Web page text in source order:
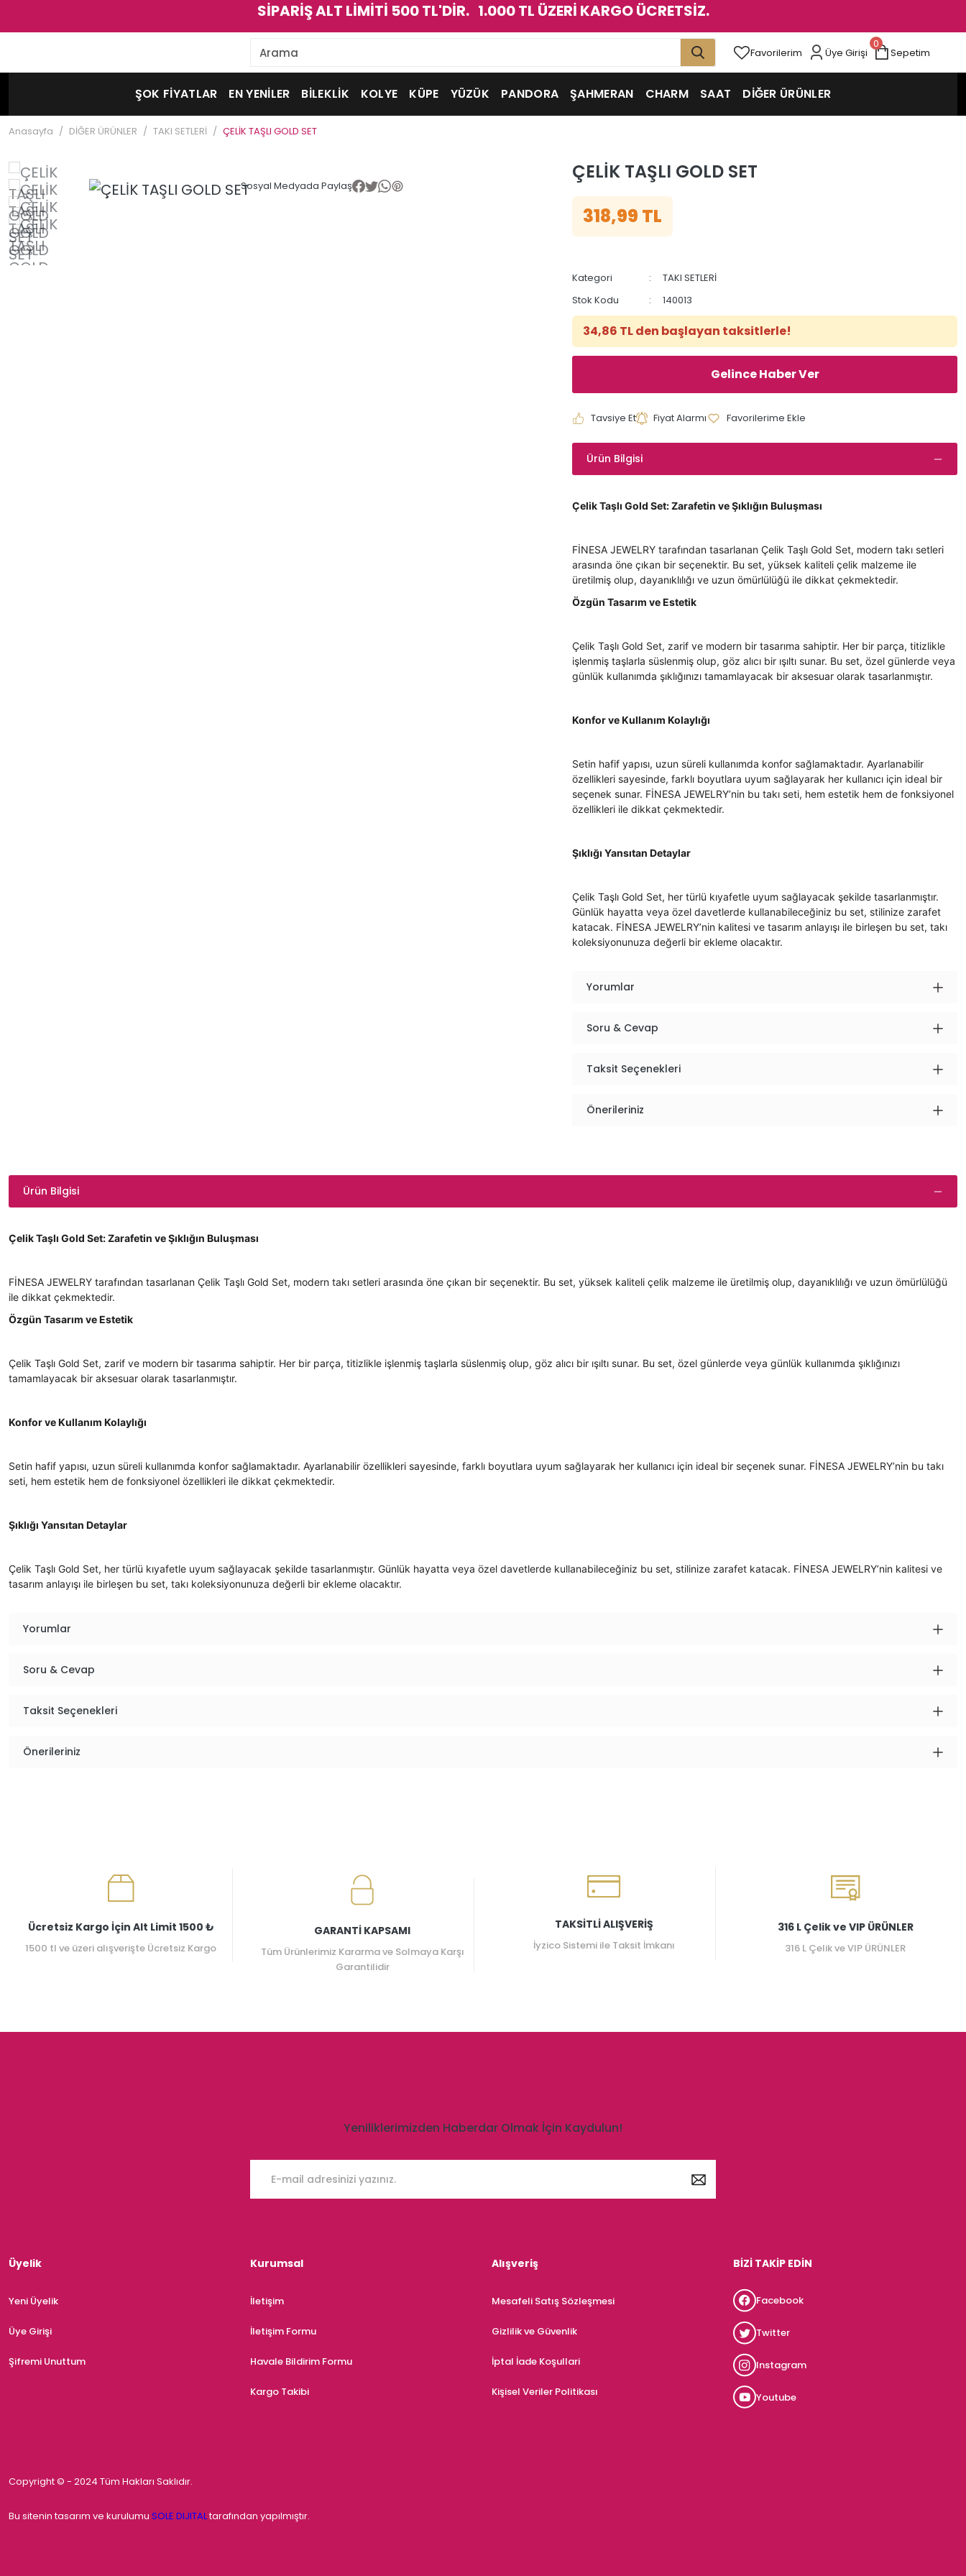
SİPARİŞ ALT LİMİTİ 500 TL'DİR. 1.000 TL ÜZERİ KARGO ÜCRETSİZ.
Favorilerim Üye Girişi Sepetim
0
ŞOK FİYATLAR EN YENİLER BİLEKLİK KOLYE KÜPE YÜZÜK PANDORA ŞAHMERAN CHARM SAAT DİĞER ÜRÜNLER
Anasayfa DİĞER ÜRÜNLER TAKI SETLERİ ÇELİK TAŞLI GOLD SET
Sosyal Medyada Paylaş
ÇELİK TAŞLI GOLD SET
318,99 TL
Kategori
TAKI SETLERİ
Stok Kodu
140013
34,86 TL den başlayan taksitlerle!
Gelince Haber Ver
Tavsiye Et Fiyat Alarmı
Ürün Bilgisi
Çelik Taşlı Gold Set: Zarafetin ve Şıklığın Buluşması
FİNESA JEWELRY tarafından tasarlanan Çelik Taşlı Gold Set, modern takı setleri
arasında öne çıkan bir seçenektir. Bu set, yüksek kaliteli çelik malzeme ile
üretilmiş olup, dayanıklılığı ve uzun ömürlülüğü ile dikkat çekmektedir.
Özgün Tasarım ve Estetik
Çelik Taşlı Gold Set, zarif ve modern bir tasarıma sahiptir. Her bir parça, titizlikle
işlenmiş taşlarla süslenmiş olup, göz alıcı bir ışıltı sunar. Bu set, özel günlerde veya
günlük kullanımda şıklığınızı tamamlayacak bir aksesuar olarak tasarlanmıştır.
Konfor ve Kullanım Kolaylığı
Setin hafif yapısı, uzun süreli kullanımda konfor sağlamaktadır. Ayarlanabilir
özellikleri sayesinde, farklı boyutlara uyum sağlayarak her kullanıcı için ideal bir
seçenek sunar. FİNESA JEWELRY’nin bu takı seti, hem estetik hem de fonksiyonel
özellikleri ile dikkat çekmektedir.
Şıklığı Yansıtan Detaylar
Çelik Taşlı Gold Set, her türlü kıyafetle uyum sağlayacak şekilde tasarlanmıştır.
Günlük hayatta veya özel davetlerde kullanabileceğiniz bu set, stilinize zarafet
katacak. FİNESA JEWELRY’nin kalitesi ve tasarım anlayışı ile birleşen bu set, takı
koleksiyonunuza değerli bir ekleme olacaktır.
Yorumlar
Soru & Cevap
Taksit Seçenekleri
Önerileriniz
Ürün Bilgisi
Çelik Taşlı Gold Set: Zarafetin ve Şıklığın Buluşması
FİNESA JEWELRY tarafından tasarlanan Çelik Taşlı Gold Set, modern takı setleri arasında öne çıkan bir seçenektir. Bu set, yüksek kaliteli çelik malzeme ile üretilmiş olup, dayanıklılığı ve uzun ömürlülüğü
ile dikkat çekmektedir.
Özgün Tasarım ve Estetik
Çelik Taşlı Gold Set, zarif ve modern bir tasarıma sahiptir. Her bir parça, titizlikle işlenmiş taşlarla süslenmiş olup, göz alıcı bir ışıltı sunar. Bu set, özel günlerde veya günlük kullanımda şıklığınızı
tamamlayacak bir aksesuar olarak tasarlanmıştır.
Konfor ve Kullanım Kolaylığı
Setin hafif yapısı, uzun süreli kullanımda konfor sağlamaktadır. Ayarlanabilir özellikleri sayesinde, farklı boyutlara uyum sağlayarak her kullanıcı için ideal bir seçenek sunar. FİNESA JEWELRY’nin bu takı
seti, hem estetik hem de fonksiyonel özellikleri ile dikkat çekmektedir.
Şıklığı Yansıtan Detaylar
Çelik Taşlı Gold Set, her türlü kıyafetle uyum sağlayacak şekilde tasarlanmıştır. Günlük hayatta veya özel davetlerde kullanabileceğiniz bu set, stilinize zarafet katacak. FİNESA JEWELRY’nin kalitesi ve
tasarım anlayışı ile birleşen bu set, takı koleksiyonunuza değerli bir ekleme olacaktır.
Yorumlar
Soru & Cevap
Taksit Seçenekleri
Önerileriniz
Ücretsiz Kargo İçin Alt Limit 1500 ₺
1500 tl ve üzeri alışverişte Ücretsiz Kargo
GARANTİ KAPSAMI
Tüm Ürünlerimiz Kararma ve Solmaya Karşı
Garantilidir
TAKSİTLİ ALIŞVERİŞ
İyzico Sistemi ile Taksit İmkanı
316 L Çelik ve VIP ÜRÜNLER
316 L Çelik ve VIP ÜRÜNLER
Yeniliklerimizden Haberdar Olmak İçin Kaydulun!
Üyelik
Yeni Üyelik
Üye Girişi
Şifremi Unuttum
Kurumsal
İletişim
İletişim Formu
Havale Bildirim Formu
Kargo Takibi
Alışveriş
Mesafeli Satış Sözleşmesi
Gizlilik ve Güvenlik
İptal İade Koşullari
Kişisel Veriler Politikası
BİZİ TAKİP EDİN
Facebook
Twitter
Instagram
Youtube
Copyright © - 2024 Tüm Hakları Saklıdır.
Bu sitenin tasarım ve kurulumu SOLE DIJITALtarafından yapılmıştır.